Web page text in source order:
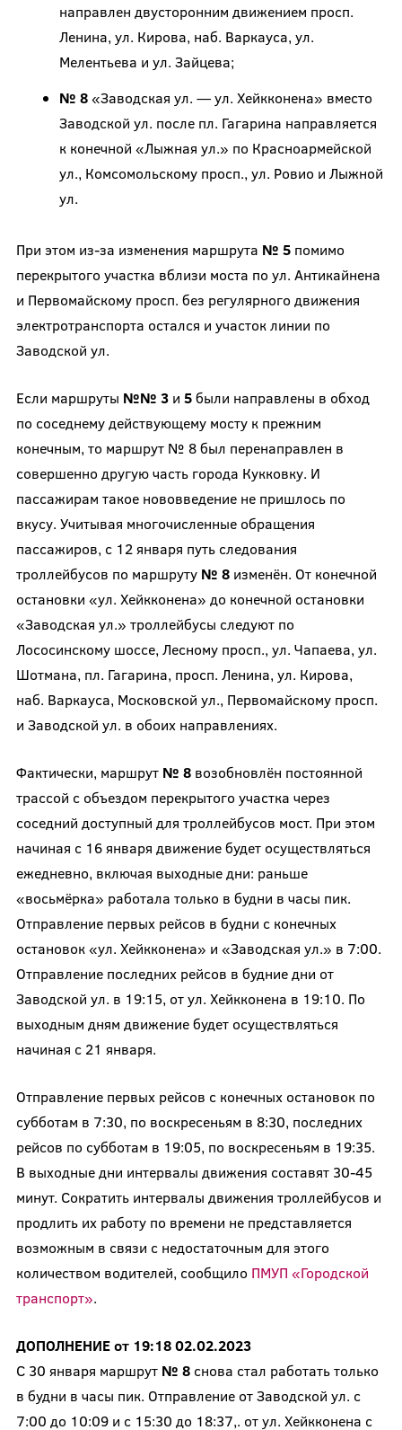
направлен двусторонним движением просп.
Ленина, ул. Кирова, наб. Варкауса, ул.
Мелентьева и ул. Зайцева;
№ 8«Заводская ул. — ул. Хейкконена» вместо
Заводской ул. после пл. Гагарина направляется
к конечной «Лыжная ул.» по Красноармейской
ул., Комсомольскому просп., ул. Ровио и Лыжной
ул.
При этом из-за изменения маршрута № 5помимо
перекрытого участка вблизи моста по ул. Антикайнена
и Первомайскому просп. без регулярного движения
электротранспорта остался и участок линии по
Заводской ул.
Если маршруты №№ 3и 5были направлены в обход
по соседнему действующему мосту к прежним
конечным, то маршрут № 8 был перенаправлен в
совершенно другую часть города Кукковку. И
пассажирам такое нововведение не пришлось по
вкусу. Учитывая многочисленные обращения
пассажиров, с 12 января путь следования
троллейбусов по маршруту № 8изменён. От конечной
остановки «ул. Хейкконена» до конечной остановки
«Заводская ул.» троллейбусы следуют по
Лососинскому шоссе, Лесному просп., ул. Чапаева, ул.
Шотмана, пл. Гагарина, просп. Ленина, ул. Кирова,
наб. Варкауса, Московской ул., Первомайскому просп.
и Заводской ул. в обоих направлениях.
Фактически, маршрут № 8 возобновлён постоянной
трассой с объездом перекрытого участка через
соседний доступный для троллейбусов мост. При этом
начиная с 16 января движение будет осуществляться
ежедневно, включая выходные дни: раньше
«восьмёрка» работала только в будни в часы пик.
Отправление первых рейсов в будни с конечных
остановок «ул. Хейкконена» и «Заводская ул.» в 7:00.
Отправление последних рейсов в будние дни от
Заводской ул. в 19:15, от ул. Хейкконена в 19:10. По
выходным дням движение будет осуществляться
начиная с 21 января.
Отправление первых рейсов с конечных остановок по
субботам в 7:30, по воскресеньям в 8:30, последних
рейсов по субботам в 19:05, по воскресеньям в 19:35.
В выходные дни интервалы движения составят 30-45
минут. Сократить интервалы движения троллейбусов и
продлить их работу по времени не представляется
возможным в связи с недостаточным для этого
количеством водителей, сообщило ПМУП «Городской
транспорт».
ДОПОЛНЕНИЕ от 19:18 02.02.2023
С 30 января маршрут № 8снова стал работать только
в будни в часы пик. Отправление от Заводской ул. с
7:00 до 10:09 и с 15:30 до 18:37,. от ул. Хейкконена с